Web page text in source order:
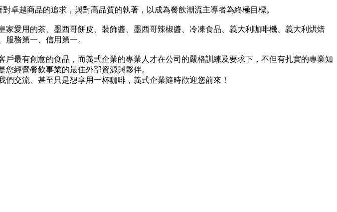
卓越商品的追求，與對高品質的執著，以成為餐飲潮流主導者為終極目標。
愛用的茶、墨西哥餅皮、裝飾醬、墨西哥辣椒醬、冷凍食品、義大利咖啡機、義大利烘焙
務第一、信用第一。
最有創意的食品，而義式企業的專業人才在公司的嚴格訓練及要求下，不但有扎實的專業知
經營餐飲事業的最佳外部資源與夥伴。
交流、甚至只是想享用一杯咖啡，義式企業隨時歡迎您前來！